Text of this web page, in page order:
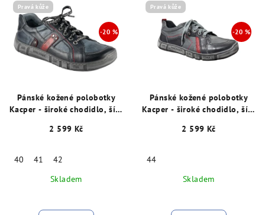
Pravá kůže
Pánské kožené polobotky
Kacper - široké chodidlo, šíře
2 599 Kč
40 41
42
Skladem
Pravá kůže
Pánské kožené polobotky
Kacper - široké chodidlo, šíře
2 599 Kč
44
Skladem